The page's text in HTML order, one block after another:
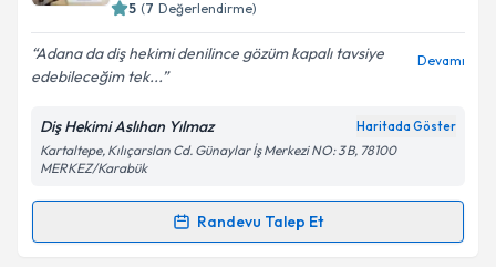
5 (7 Değerlendirme)
Adana da diş hekimi denilince gözüm kapalı tavsiye
edebileceğim tek...
Devamı
Diş Hekimi Aslıhan Yılmaz Haritada Göster
Kartaltepe, Kılıçarslan Cd. Günaylar İş Merkezi NO: 3 B, 78100
MERKEZ/Karabük
Randevu Talep Et
Randevu Takvimi Talebi